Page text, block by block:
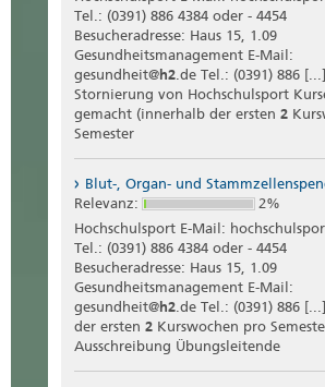
Tel.: (0391) 886 4384 oder - 4454
Besucheradresse: Haus 15, 1.09
Gesundheitsmanagement E-Mail:
gesundheit@h2.de Tel.: (0391) 886
Stornierung von Hochschulsport
gemacht (innerhalb der ersten 2
Semester
Blut-, Organ- und
Relevanz:
2%
Hochschulsport E-Mail:
Tel.: (0391) 886 4384 oder - 4454
Besucheradresse: Haus 15, 1.09
Gesundheitsmanagement E-Mail:
gesundheit@h2.de Tel.: (0391) 886
der ersten 2 Kurswochen pro
Ausschreibung Übungsleitende